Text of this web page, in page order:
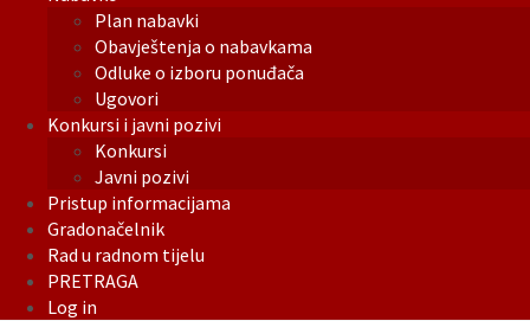
Plan nabavki
Obavještenja o nabavkama
Odluke o izboru ponuđača
Ugovori
Konkursi i javni pozivi
Konkursi
Javni pozivi
Pristup informacijama
Gradonačelnik
Rad u radnom tijelu
PRETRAGA
Log in